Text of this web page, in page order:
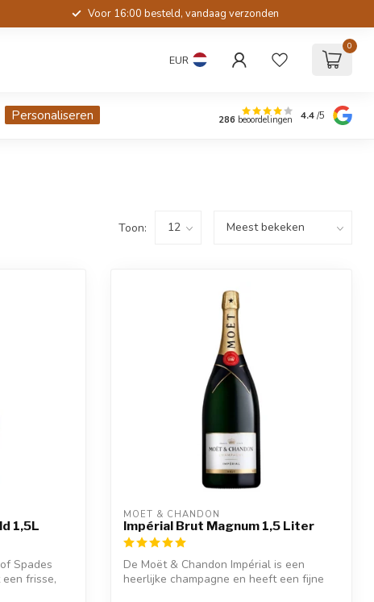
Voor 16:00 besteld, vandaag verzonden
EUR
0
Personaliseren 286 beoordelingen 4.4/5
Toon:
1,5L
Spades
frisse,
MOËT & CHANDON
Impérial Brut Magnum 1,5 Liter
De Moët & Chandon Impérial is een
heerlijke champagne en heeft een fijne